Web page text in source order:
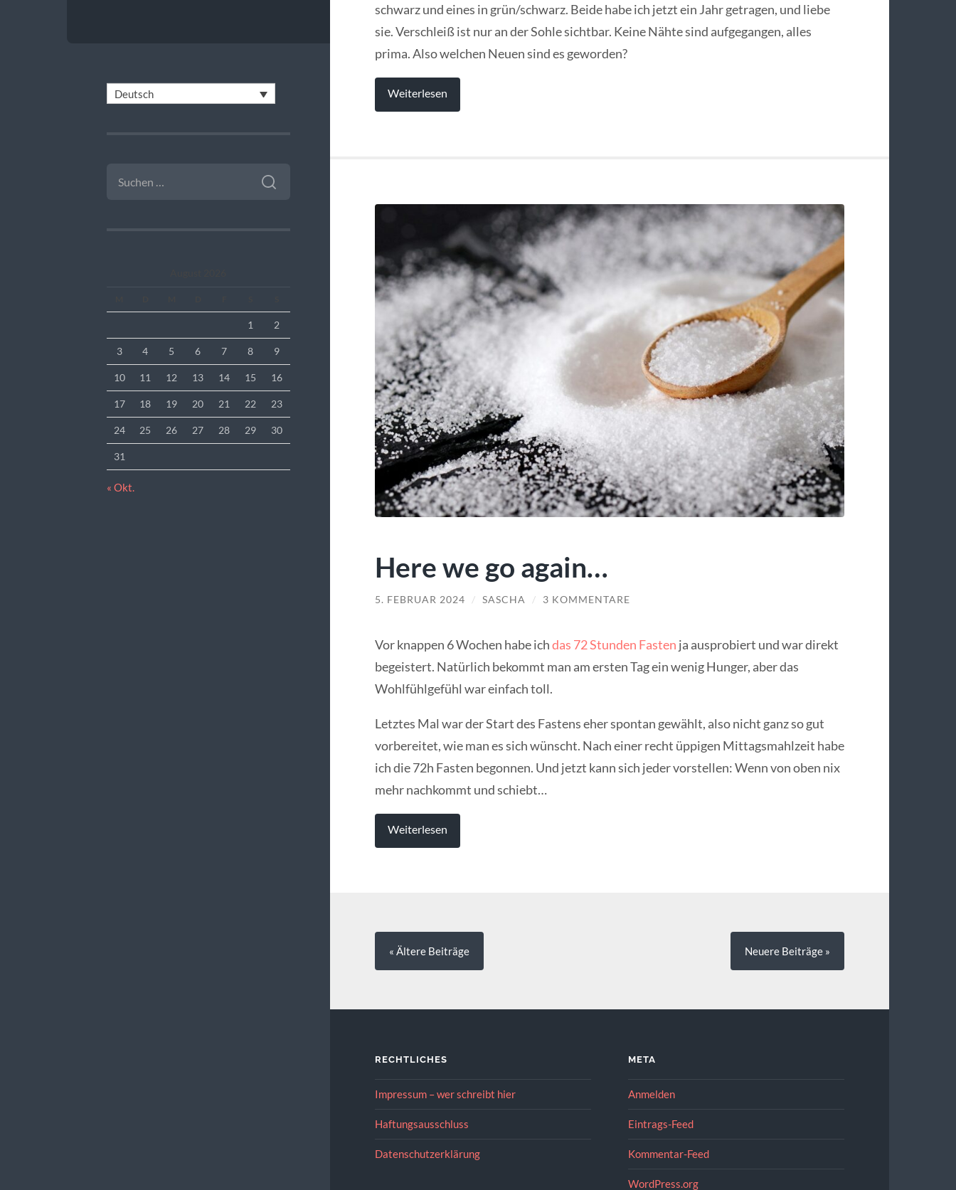
Deutsch
NACH:
1 2
3 4 5 6 7 8 9
10 11 12 13 14 15 16
17 18 19 20 21 22 23
24 25 26 27 28 29 30
31
« Okt.
schwarz und eines in grün/schwarz. Beide habe ich jetzt ein Jahr getragen, und liebe
sie. Verschleiß ist nur an der Sohle sichtbar. Keine Nähte sind aufgegangen, alles
prima. Also welchen Neuen sind es geworden?
Weiterlesen
Here we go again…
5. FEBRUAR 2024 / SASCHA / 3 KOMMENTARE
Vor knappen 6 Wochen habe ichdas 72 Stunden Fasten ja ausprobiert und war direkt
begeistert. Natürlich bekommt man am ersten Tag ein wenig Hunger, aber das
Wohlfühlgefühl war einfach toll.
Letztes Mal war der Start des Fastens eher spontan gewählt, also nicht ganz so gut
vorbereitet, wie man es sich wünscht. Nach einer recht üppigen Mittagsmahlzeit habe
ich die 72h Fasten begonnen. Und jetzt kann sich jeder vorstellen: Wenn von oben nix
mehr nachkommt und schiebt…
Weiterlesen
« ÄltereBeiträge Neuere Beiträge »
RECHTLICHES
Impressum – wer schreibt hier
Haftungsausschluss
Datenschutzerklärung
META
Anmelden
Eintrags-Feed
Kommentar-Feed
WordPress.org